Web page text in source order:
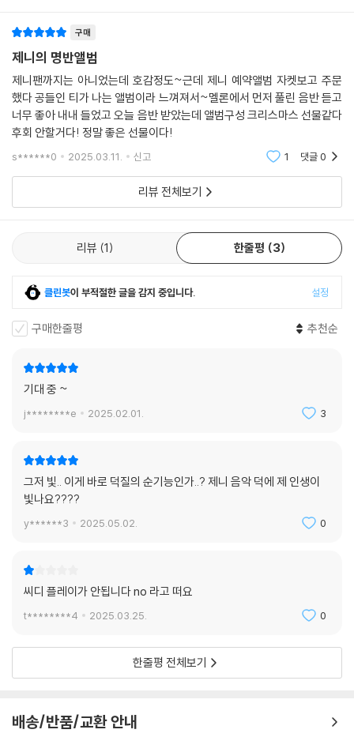
구매
제니의 명반앨범
제니팬까지는 아니었는데 호감정도~근데 제니 예약앨범 자켓보고 주문
했다 공들인 티가 나는 앨범이라 느껴져서~멜론에서 먼저 풀린 음반 듣고
너무 좋아 내내 들었고 오늘 음반 받았는데 앨범구성 크리스마스 선물같다
후회 안할거다! 정말 좋은 선물이다!
s******0 2025.03.11. 신고 1 댓글0
리뷰 전체보기
리뷰 1 한줄평 3
클린봇이 부적절한 글을 감지 중입니다. 설정
구매한줄평 추천순
기대 중 ~
j********e 2025.02.01. 3
그저 빛.. 이게 바로 덕질의 순기능인가..? 제니 음악 덕에 제 인생이
빛나요????
y******3 2025.05.02. 0
씨디 플레이가 안됩니다 no 라고 떠요
t********4 2025.03.25. 0
한줄평 전체보기
배송/반품/교환 안내